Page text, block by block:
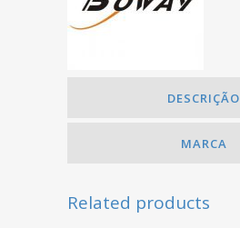
DESCRIÇÃO
MARCA
Related products